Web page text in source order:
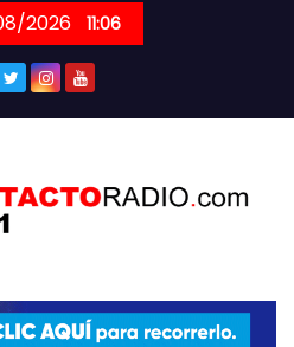
2026 11:06